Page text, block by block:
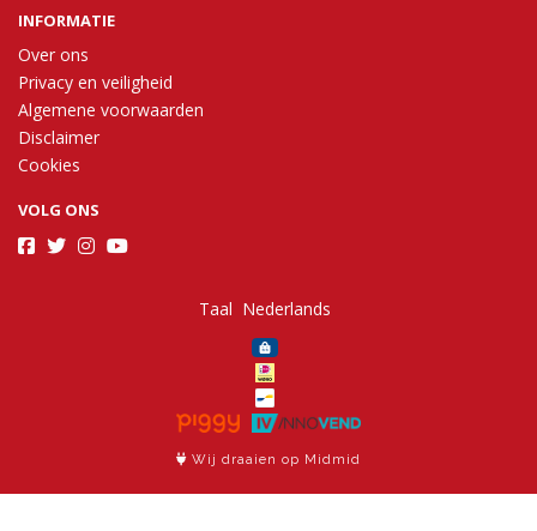
INFORMATIE
Over ons
Privacy en veiligheid
Algemene voorwaarden
Disclaimer
Cookies
VOLG ONS
Taal
Wij draaien op Midmid